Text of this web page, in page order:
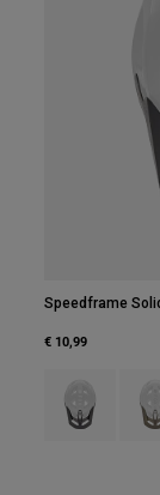
Speedframe
€ 10,99
Product